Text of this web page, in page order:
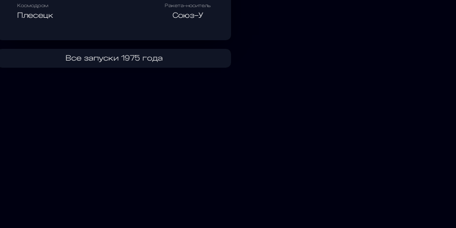
Космодром
Плесецк
Ракета-носитель
Союз-У
Все запуски 1975 года